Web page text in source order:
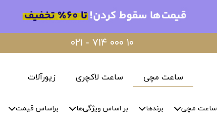
۰۲۱ - ۷۱۴ ۰۰۰ ۱۰
ساعت مچی ساعت لاکچری زیورآلات
ساعت مچی برندها بر اساس ویژگی‌ها براساس قیمت